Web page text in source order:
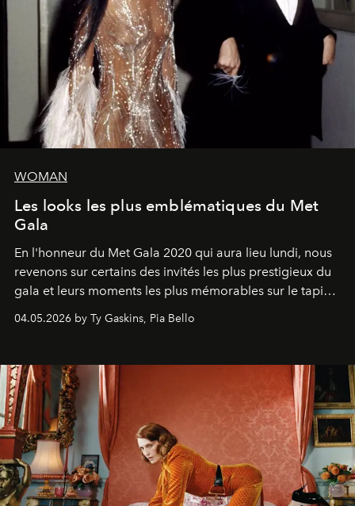
WOMAN
Les looks les plus emblématiques du Met
Gala
En l'honneur du Met Gala 2020 qui aura lieu lundi, nous
revenons sur certains des invités les plus prestigieux du
gala et leurs moments les plus mémorables sur le tapis
04.05.2026 by Ty Gaskins, Pia Bello